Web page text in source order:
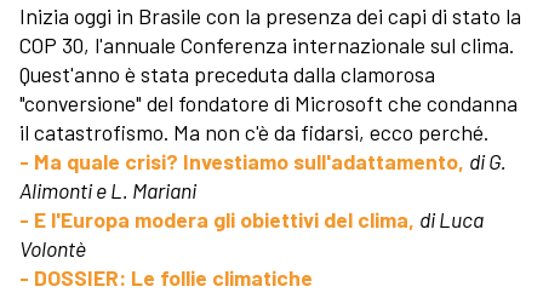
Inizia oggi in Brasile con la presenza dei capi di stato la
COP 30, l'annuale Conferenza internazionale sul clima.
Quest'anno è stata preceduta dalla clamorosa
"conversione" del fondatore di Microsoft che condanna
il catastrofismo. Ma non c'è da fidarsi, ecco perché.
- Ma quale crisi? Investiamo sull'adattamento, di G.
Alimonti e L. Mariani
- E l'Europa modera gli obiettivi del clima, di Luca
Volontè
- DOSSIER: Le follie climatiche